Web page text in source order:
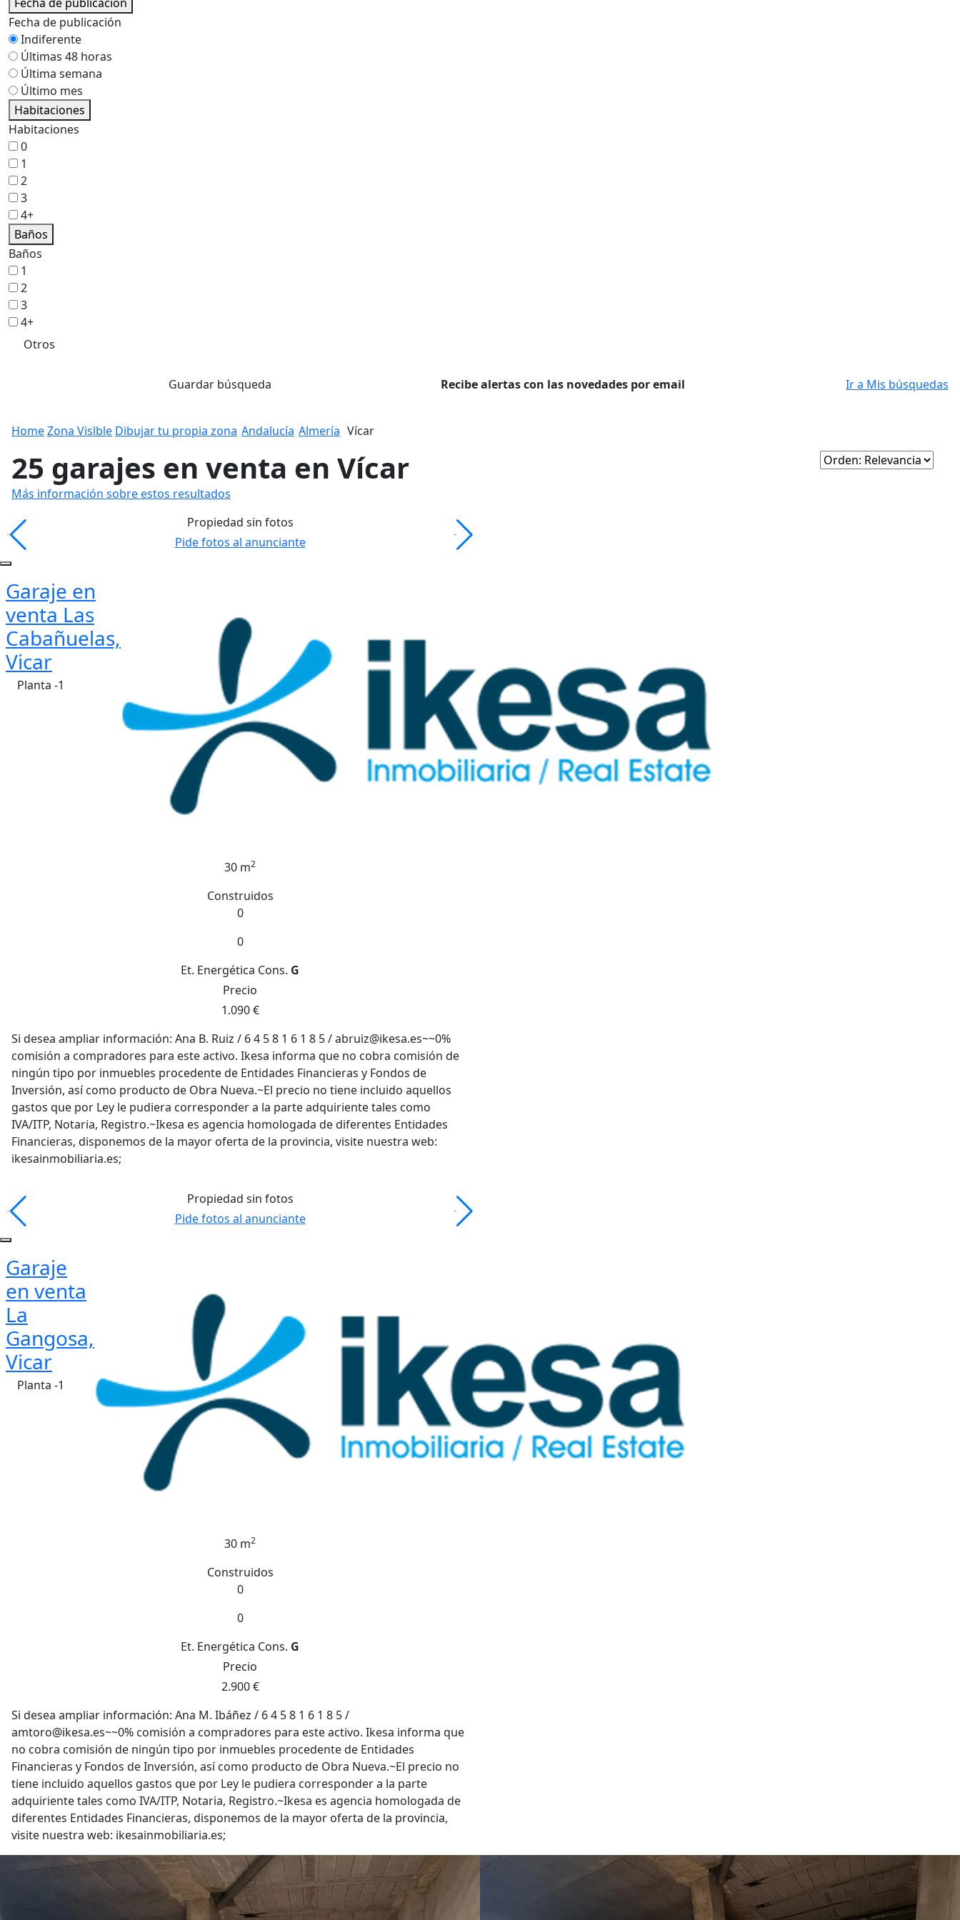
Fecha de publicación
Indiferente
Últimas 48 horas
Última semana
Último mes
Habitaciones
Habitaciones
0
1
2
3
4+
Baños
Baños
1
2
3
4+
Otros
Guardar búsqueda Recibe alertas con las novedades por email Ir a Mis búsquedas
HomeZona Vislble Dibujar tu propia zona Andalucía Almería Vícar
25 garajes en venta en Vícar
Más información sobre estos resultados
Propiedad sin fotos
Pide fotos al anunciante
Garaje en
venta Las
Cabañuelas,
Vicar
Planta -1
30 m2
Construidos
0
0
Et. Energética Cons. G
Precio
1.090 €
Si desea ampliar información: Ana B. Ruiz / 6 4 5 8 1 6 1 8 5 / abruiz@ikesa.es~~0%
comisión a compradores para este activo. Ikesa informa que no cobra comisión de
ningún tipo por inmuebles procedente de Entidades Financieras y Fondos de
Inversión, así como producto de Obra Nueva.~El precio no tiene incluido aquellos
gastos que por Ley le pudiera corresponder a la parte adquiriente tales como
IVA/ITP, Notaria, Registro.~Ikesa es agencia homologada de diferentes Entidades
Financieras, disponemos de la mayor oferta de la provincia, visite nuestra web:
ikesainmobiliaria.es;
Propiedad sin fotos
Pide fotos al anunciante
Garaje
en venta
La
Gangosa,
Vicar
Planta -1
30 m2
Construidos
0
0
Et. Energética Cons. G
Precio
2.900 €
Si desea ampliar información: Ana M. Ibáñez / 6 4 5 8 1 6 1 8 5 /
amtoro@ikesa.es~~0% comisión a compradores para este activo. Ikesa informa que
no cobra comisión de ningún tipo por inmuebles procedente de Entidades
Financieras y Fondos de Inversión, así como producto de Obra Nueva.~El precio no
tiene incluido aquellos gastos que por Ley le pudiera corresponder a la parte
adquiriente tales como IVA/ITP, Notaria, Registro.~Ikesa es agencia homologada de
diferentes Entidades Financieras, disponemos de la mayor oferta de la provincia,
visite nuestra web: ikesainmobiliaria.es;